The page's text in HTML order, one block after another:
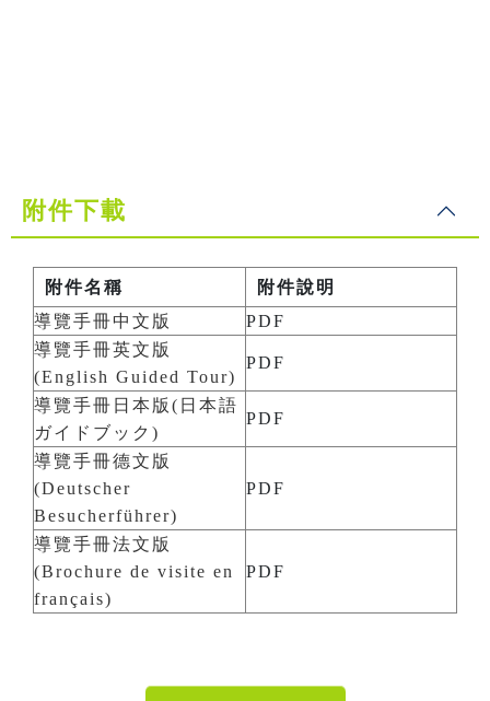
附件下載
附件名稱
附件說明
導覽手冊中文版
PDF
導覽手冊英文版
(English Guided Tour)
PDF
導覽手冊日本版(日本語
ガイドブック)
PDF
導覽手冊德文版
(Deutscher
Besucherführer)
PDF
導覽手冊法文版
(Brochure de visite en
français)
PDF